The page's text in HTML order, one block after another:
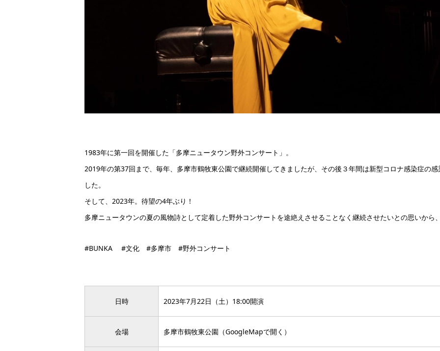
1983年に第一回を開催した「多摩ニュータウン野外コンサート」。
2019年の第37回まで、毎年、多摩市鶴牧東公園で継続開催してきましたが、その後３年間は新型コロナ感染症の
した。
そして、2023年。待望の4年ぶり！
多摩ニュータウンの夏の風物詩として定着した野外コンサートを途絶えさせることなく継続させたいとの思いから
#BUNKA #文化 #多摩市 #野外コンサート
日時 2023年7月22日（土）18:00開演
会場 多摩市鶴牧東公園（GoogleMapで開く ）